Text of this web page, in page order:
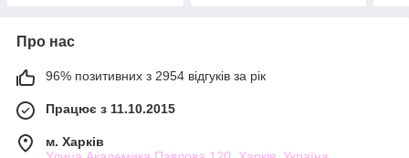
Про нас
96% позитивних з 2954 відгуків за рік
Працює з 11.10.2015
м. Харків